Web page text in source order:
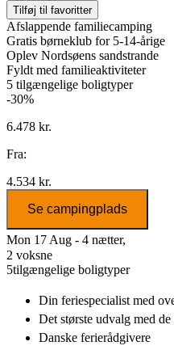
Tilføj til favoritter
Afslappende familiecamping
Gratis børneklub for 5-14-årige
Oplev Nordsøens sandstrande
Fyldt med familieaktiviteter
5 tilgængelige boligtyper
-30%
6.478 kr.
Fra:
4.534 kr.
Se campingplads
Mon 17 Aug - 4 nætter,
2 voksne
5tilgængelige boligtyper
Din feriespecialist med
Det største udvalg med de
Danske ferierådgivere